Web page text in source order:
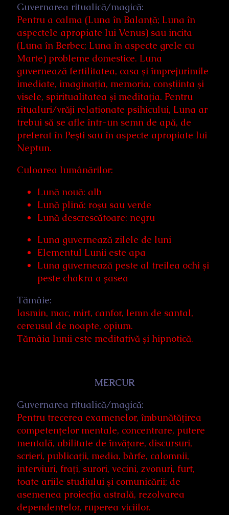
Guvernarea ritualică/magică:
Pentru a calma (Luna în Balanţă; Luna în
aspectele apropiate lui Venus) sau incita
(Luna în Berbec; Luna în aspecte grele cu
Marte) probleme domestice. Luna
guvernează fertilitatea, casa şi împrejurimile
imediate, imaginaţia, memoria, conştiinta şi
visele, spiritualitatea şi meditaţia. Pentru
ritualuri/vrăji relationate psihicului, Luna ar
trebui să se afle într-un semn de apă, de
preferat în Peşti sau în aspecte apropiate lui
Neptun.
Culoarea lumânărilor:
Lună nouă: alb
Lună plină: roşu sau verde
Lună descrescătoare: negru
Luna guvernează zilele de luni
Elementul Lunii este apa
Luna guvernează peste al treilea ochi şi
peste chakra a șasea
Tămâie:
Iasmin, mac, mirt, canfor, lemn de santal,
cereusul de noapte, opium.
Tămâia lunii este meditativă şi hipnotică.
MERCUR
Guvernarea ritualică/magică:
Pentru trecerea examenelor, îmbunătăţirea
competenţelor mentale, concentrare, putere
mentală, abilitate de învăţare, discursuri,
scrieri, publicaţii, media, bârfe, calomnii,
interviuri, fraţi, surori, vecini, zvonuri, furt,
toate ariile studiului şi comunicării; de
asemenea proiecţia astrală, rezolvarea
dependenţelor, ruperea viciilor.